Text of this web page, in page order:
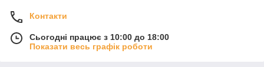
Контакти
Сьогодні працює з 10:00 до 18:00
Показати весь графік роботи